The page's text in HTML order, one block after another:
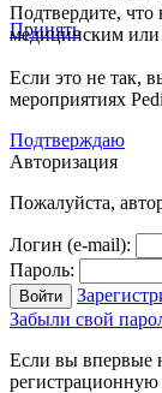
Принять
Подтвердите, что
медицинским или
Если это не так,
мероприятиях
Подтверждаю
Авторизация
Пожалуйста,
Логин (e-mail):
Пароль:
Забыли свой
Если вы впервые